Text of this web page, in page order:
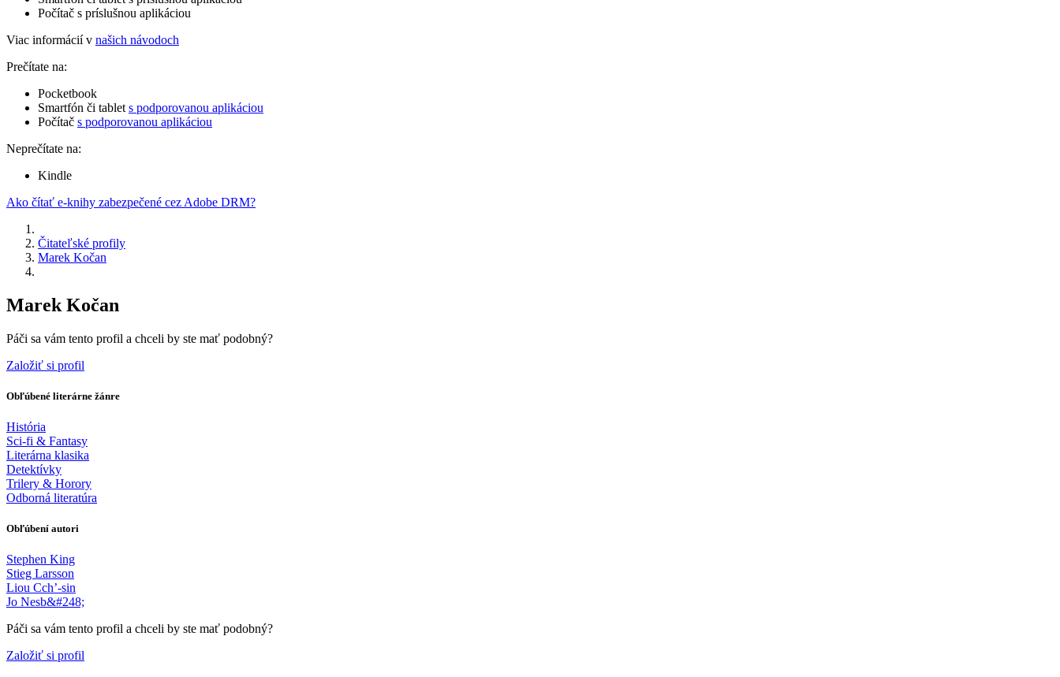
Počítač s príslušnou aplikáciou
Viac informácií v našich návodoch
Prečítate na:
Pocketbook
Smartfón či tablet s podporovanou aplikáciou
Počítač s podporovanou aplikáciou
Neprečítate na:
Kindle
Ako čítať e-knihy zabezpečené cez Adobe DRM?
Čitateľské profily
Marek Kočan
Marek Kočan
Páči sa vám tento profil a chceli by ste mať podobný?
Založiť si profil
Obľúbené literárne žánre
História
Sci-fi & Fantasy
Literárna klasika
Detektívky
Trilery & Horory
Odborná literatúra
Obľúbení autori
Stephen King
Stieg Larsson
Liou Cch’-sin
Jo Nesb&#248;
Páči sa vám tento profil a chceli by ste mať podobný?
Založiť si profil